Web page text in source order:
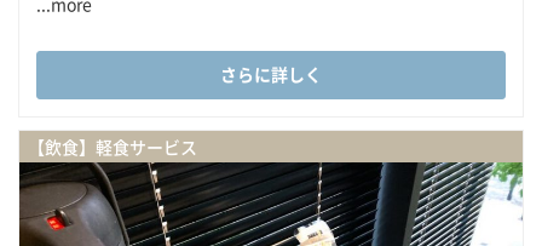
さらに詳しく
【飲食】軽食サービス